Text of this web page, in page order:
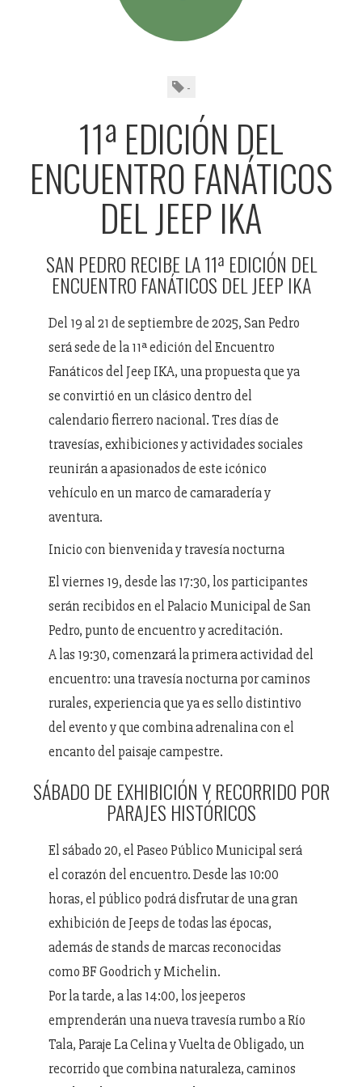
-
11ª EDICIÓN DEL
ENCUENTRO FANÁTICOS
DEL JEEP IKA
SAN PEDRO RECIBE LA 11ª EDICIÓN DEL
ENCUENTRO FANÁTICOS DEL JEEP IKA
Del 19 al 21 de septiembre de 2025, San Pedro
será sede de la 11ª edición del Encuentro
Fanáticos del Jeep IKA, una propuesta que ya
se convirtió en un clásico dentro del
calendario fierrero nacional. Tres días de
travesías, exhibiciones y actividades sociales
reunirán a apasionados de este icónico
vehículo en un marco de camaradería y
aventura.
Inicio con bienvenida y travesía nocturna
El viernes 19, desde las 17:30, los participantes
serán recibidos en el Palacio Municipal de San
Pedro, punto de encuentro y acreditación.
A las 19:30, comenzará la primera actividad del
encuentro: una travesía nocturna por caminos
rurales, experiencia que ya es sello distintivo
del evento y que combina adrenalina con el
encanto del paisaje campestre.
SÁBADO DE EXHIBICIÓN Y RECORRIDO POR
PARAJES HISTÓRICOS
El sábado 20, el Paseo Público Municipal será
el corazón del encuentro. Desde las 10:00
horas, el público podrá disfrutar de una gran
exhibición de Jeeps de todas las épocas,
además de stands de marcas reconocidas
como BF Goodrich y Michelin.
Por la tarde, a las 14:00, los jeeperos
emprenderán una nueva travesía rumbo a Río
Tala, Paraje La Celina y Vuelta de Obligado, un
recorrido que combina naturaleza, caminos